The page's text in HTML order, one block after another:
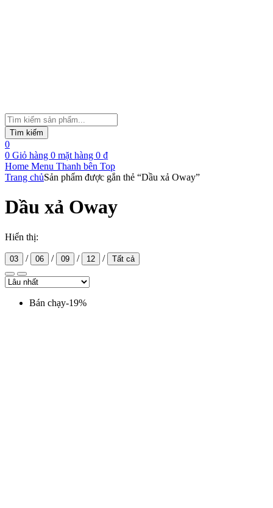
Tìm
kiếm
sản
phẩm
Tìm kiếm
0
0 Giỏ hàng 0 mặt hàng 0 ₫
Home Menu Thanh bên Top
Trang chủSản phẩm được gắn thẻ “Dầu xả Oway”
Dầu xả Oway
Hiển thị:
03 / 06 / 09 / 12 / Tất cả
Bán chạy-19%